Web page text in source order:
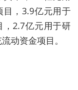
，3.9亿元用于
，2.7亿元用于研
动资金项目。